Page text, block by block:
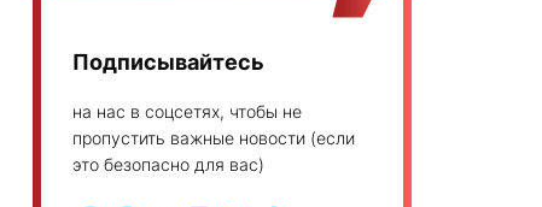
Подписывайтесь
на нас в соцсетях, чтобы не
пропустить важные новости (если
это безопасно для вас)